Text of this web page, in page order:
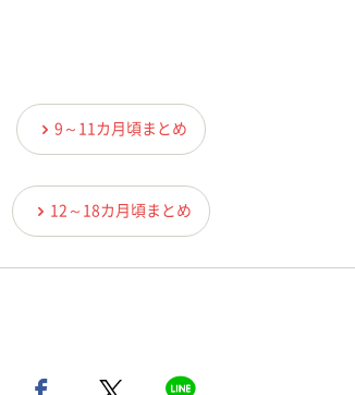
9～11カ月頃まとめ
12～18カ月頃まとめ